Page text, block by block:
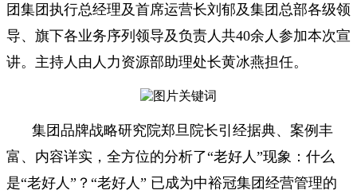
团集团执行总经理及首席运营长刘郁及集团总部各级领
导、旗下各业务序列领导及负责人共40余人参加本次宣
讲。主持人由人力资源部助理处长黄冰燕担任。
集团品牌战略研究院郑旦院长引经据典、案例丰
富、内容详实，全方位的分析了“老好人”现象：什么
是“老好人”？“老好人” 已成为中裕冠集团经营管理的